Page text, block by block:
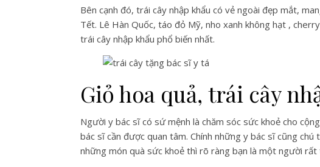
Bên cạnh đó, trái cây nhập khẩu có vẻ ngoài đẹp mắt,
Tết. Lê Hàn Quốc, táo đỏ Mỹ, nho xanh không hạt ,
trái cây nhập khẩu phổ biến nhất.
Giỏ hoa quả, trái cây
Người y bác sĩ có sứ mệnh là chăm sóc sức khoẻ cho
bác sĩ cần được quan tâm. Chính những y bác sĩ cũng
những món quà sức khoẻ thì rõ ràng bạn là một người rất